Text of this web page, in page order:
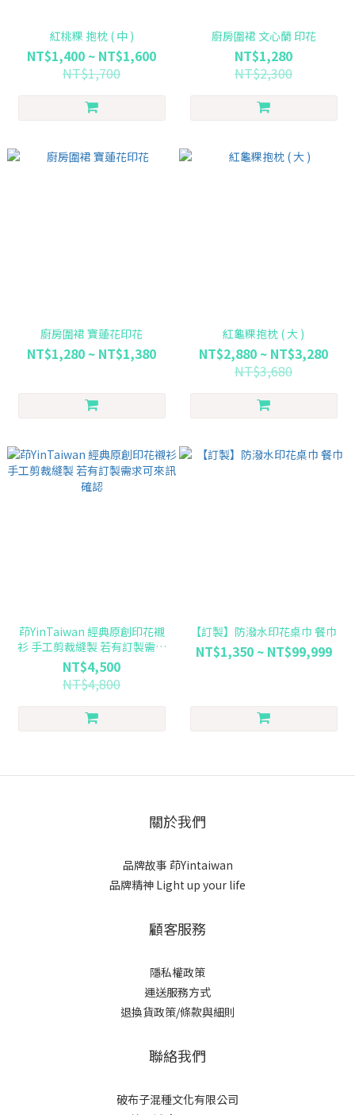
紅桃粿 抱枕 ( 中 )
NT$1,400 ~ NT$1,600
NT$1,700
廚房圍裙 文心蘭 印花
NT$1,280
NT$2,300
廚房圍裙 寶蓮花印花
NT$1,280 ~ NT$1,380
紅龜粿抱枕 ( 大 )
NT$2,880 ~ NT$3,280
NT$3,680
茚YinTaiwan 經典原創印花襯
衫 手工剪裁縫製 若有訂製需求
可來訊確認
NT$4,500
NT$4,800
【訂製】防潑水印花桌巾 餐巾
NT$1,350 ~ NT$99,999
關於我們
品牌故事 茚Yintaiwan
品牌精神 Light up your life
顧客服務
隱私權政策
運送服務方式
退換貨政策/條款與細則
聯絡我們
破布子混種文化有限公司